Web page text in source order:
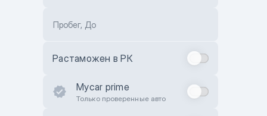
Пробег, До
Растаможен в РК
Mycar prime
Только проверенные авто